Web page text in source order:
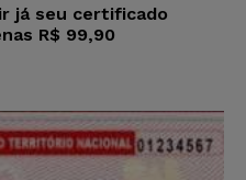
já seu certificado
R$ 99,90